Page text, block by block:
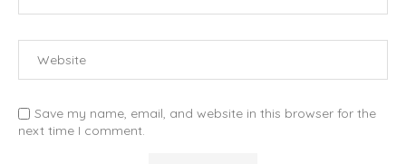
Save my name, email, and website in this browser for the
next time I comment.